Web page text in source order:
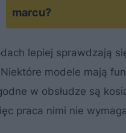
marcu?
lepiej sprawdzają
modele mają
w obsłudze są
praca nimi nie